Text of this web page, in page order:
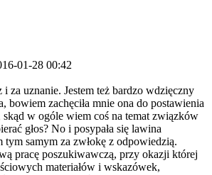
01-28 00:42
za uznanie. Jestem też bardzo wdzięczny
bowiem zachęciła mnie ona do postawienia
skąd w ogóle wiem coś na temat związków
głos? No i posypała się lawina
tym samym za zwłokę z odpowiedzią.
pracę poszukiwawczą, przy okazji której
materiałów i wskazówek,